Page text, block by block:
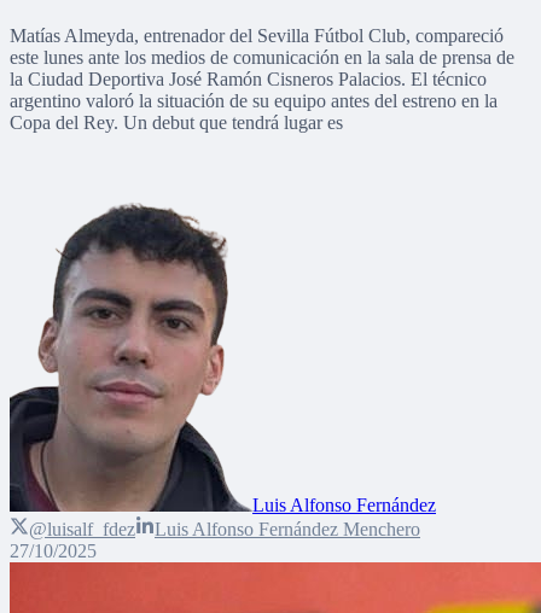
Matías Almeyda, entrenador del Sevilla Fútbol Club, compareció
este lunes ante los medios de comunicación en la sala de prensa de
la Ciudad Deportiva José Ramón Cisneros Palacios. El técnico
argentino valoró la situación de su equipo antes del estreno en la
Copa del Rey. Un debut que tendrá lugar es
Luis Alfonso Fernández
@luisalf_fdez
Luis Alfonso Fernández Menchero
27/10/2025